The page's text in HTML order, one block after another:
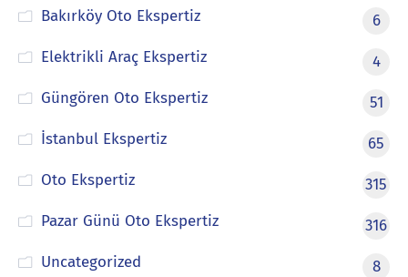
Bakırköy Oto Ekspertiz
6
Elektrikli Araç Ekspertiz
4
Güngören Oto Ekspertiz
51
İstanbul Ekspertiz
65
Oto Ekspertiz
315
Pazar Günü Oto Ekspertiz
316
Uncategorized
8